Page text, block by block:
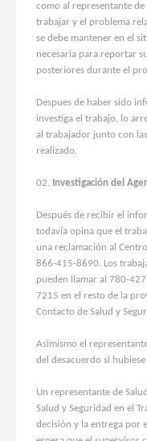
como al representante
trabajar y el problema
se debe mantener en el
necesaria para reportar
posteriores durante el
Despues de haber sido
investiga el trabajo, lo
al trabajador junto con
realizado.
Investigación del
Después de recibir el
todavía opina que el
una reclamación al
866-415-8690. Los
pueden llamar al 780-
7215 en el resto de la
Contacto de Salud y
Asimismo el
del desacuerdo si
Un representante de
Salud y Seguridad en el
decisión y la entrega por